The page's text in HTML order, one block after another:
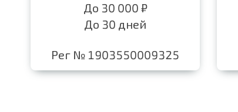
До 30 000 ₽
До 30 дней
Рег № 1903550009325